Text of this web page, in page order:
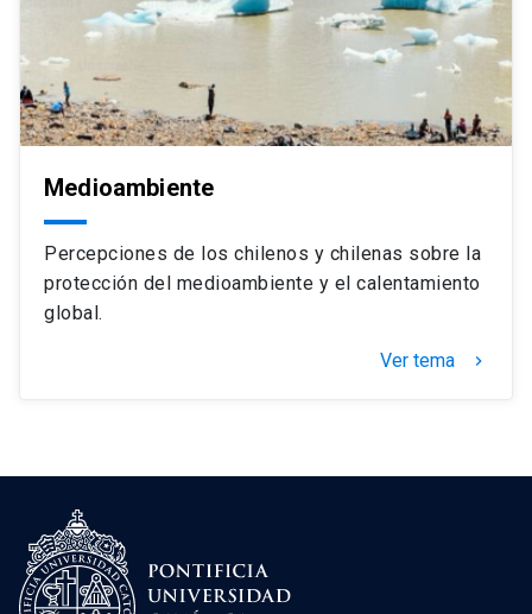
Medioambiente
Percepciones de los chilenos y chilenas sobre la
protección del medioambiente y el calentamiento
global.
Ver tema keyboard_arrow_right